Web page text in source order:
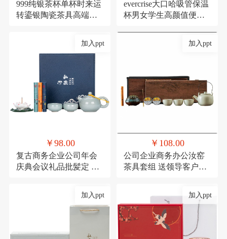
999纯银茶杯单杯时来运
转鎏银陶瓷茶具高端主
evercrise大口哈吸管保温
杯男女学生高颜值便携
加入ppt
￥98.00
复古商务企业公司年会
庆典会议礼品批髪定 制
加入ppt
￥108.00
公司企业商务办公汝窑
茶具套组 送领导客户实
加入ppt 加入ppt